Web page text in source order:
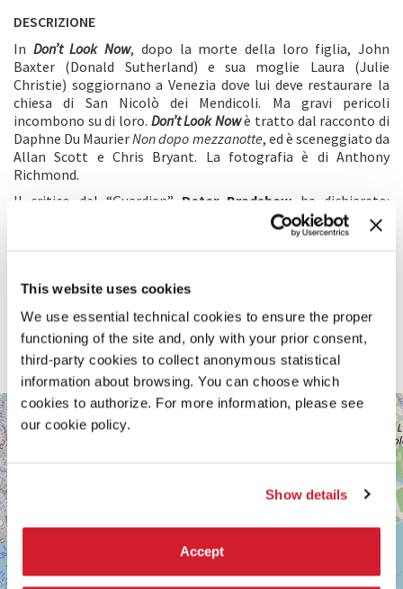
This website uses cookies
We use essential technical cookies to ensure the proper
functioning of the site and, only with your prior consent,
third-party cookies to collect anonymous statistical
information about browsing. You can choose which
cookies to authorize. For more information, please see
our cookie policy.
Show details
Accept
DESCRIZIONE
In Don’t Look Now, dopo la morte della loro figlia, John
Baxter (Donald Sutherland) e sua moglie Laura (Julie
Christie) soggiornano a Venezia dove lui deve restaurare la
chiesa di San Nicolò dei Mendicoli. Ma gravi pericoli
incombono su di loro. Don’t Look Nowè tratto dal racconto di
Daphne Du MaurierNon dopo mezzanotte, ed è sceneggiato da
Allan Scott e Chris Bryant. La fotografia è di Anthony
Richmond.
Il critico del “Guardian” Peter Bradshaw ha dichiarato:
“Un’occasione unica per rivedere il film più compiuto di
Nicolas Roeg: una brillante, per molti versi unica, fusione di
Costellato in maniera affascinante di riferimenti alla cultura
alta degli anni ’70, il film appare tuttavia più fresco che mai.
È una storia di fantasmi, una meditazione sul tempo, la
memoria e l’intensità dell’amore coniugale. Ed è un
capolavoro”.
GIARDINI
DELLA
BIENNALE
SESTIERE
CASTELLO
30122
VENEZIA
TEL.
0415218711
info@labiennale.org